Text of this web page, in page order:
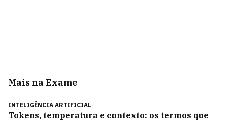
Mais na Exame
INTELIGÊNCIA ARTIFICIAL
Tokens, temperatura e contexto: os termos que